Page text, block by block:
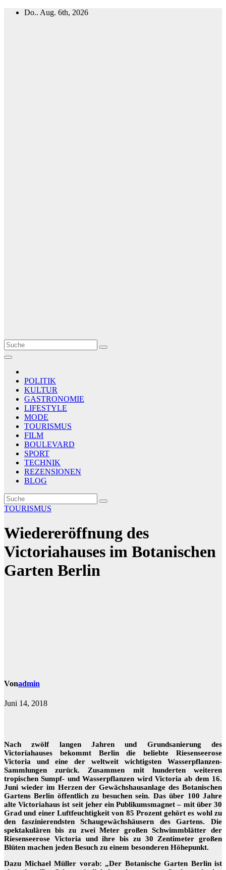
Zum
Do.. Aug. 6th, 2026
Le Matin
AGENCE DE PRESSE
POLITIK
KULTUR
GASTRONOMIE
LIFESTYLE
MODE
TOURISMUS
FILM
BOULEVARD
SPORT
TECHNIK
REZENSIONEN
BLOG
TOURISMUS
Wiedereröffnung des
Victoriahauses im Botanischen
Garten Berlin
Vonadmin
Juni 14, 2018
Nach zwölf langen Jahren und Grundsanierung des
Victoriahauses bekommt Berlin die beliebte Riesenseerose
Victoria und eine der weltweit wichtigsten Wasserpflanzen-
Sammlungen zurück. Zusammen mit hunderten weiteren
tropischen Sumpf- und Wasserpflanzen wird Victoria ab dem 16.
Juni wieder im Herzen der Gewächshausanlage des Botanischen
Gartens Berlin öffentlich zu besuchen sein. Das über 100 Jahre
alte Victoriahaus ist seit jeher ein Publikumsmagnet – mit über 30
Grad und einer Luftfeuchtigkeit von 85 Prozent gehört es wohl zu
den faszinierendsten Schaugewächshäusern des Gartens. Die
spektakulären bis zu zwei Meter großen Schwimmblätter der
Riesenseerose Victoria und ihre bis zu 30 Zentimeter großen
Blüten machen jeden Besuch zu einem besonderen Höhepunkt.
Dazu Michael Müller vorab: „Der Botanische Garten Berlin ist